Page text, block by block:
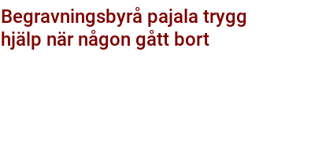
Begravningsbyrå pajala trygg
hjälp när någon gått bort